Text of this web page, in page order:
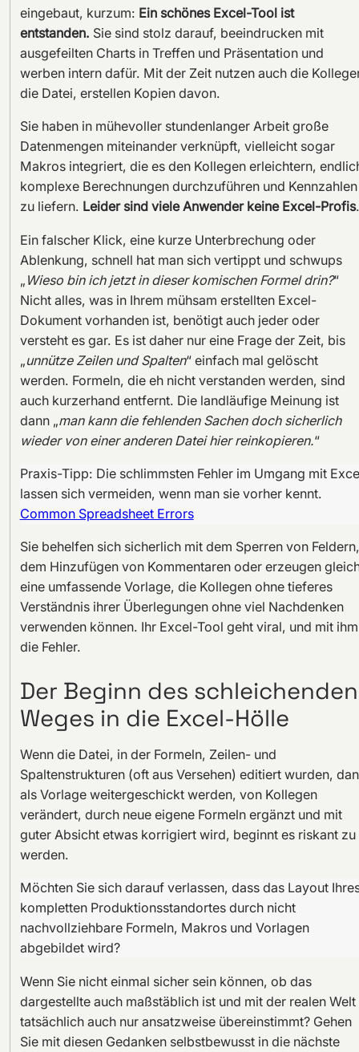
eingebaut, kurzum: Ein schönes Excel-Tool ist
entstanden. Sie sind stolz darauf, beeindrucken mit
ausgefeilten Charts in Treffen und Präsentation und
werben intern dafür. Mit der Zeit nutzen auch die
die Datei, erstellen Kopien davon.
Sie haben in mühevoller stundenlanger Arbeit große
Datenmengen miteinander verknüpft, vielleicht sogar
Makros integriert, die es den Kollegen erleichtern,
komplexe Berechnungen durchzuführen und Kennzahlen
zu liefern. Leider sind viele Anwender keine Excel-Profis.
Ein falscher Klick, eine kurze Unterbrechung oder
Ablenkung, schnell hat man sich vertippt und schwups
„ Wieso bin ich jetzt in dieser komischen Formel drin?“
Nicht alles, was in Ihrem mühsam erstellten Excel-
Dokument vorhanden ist, benötigt auch jeder oder
versteht es gar. Es ist daher nur eine Frage der Zeit, bis
„unnütze Zeilen und Spalten“ einfach mal gelöscht
werden. Formeln, die eh nicht verstanden werden, sind
auch kurzerhand entfernt. Die landläufige Meinung ist
dann „man kann die fehlenden Sachen doch sicherlich
wieder von einer anderen Datei hier reinkopieren.“
Praxis-Tipp: Die schlimmsten Fehler im Umgang mit
lassen sich vermeiden, wenn man sie vorher kennt.
Common Spreadsheet Errors
Sie behelfen sich sicherlich mit dem Sperren von Feldern,
dem Hinzufügen von Kommentaren oder erzeugen
eine umfassende Vorlage, die Kollegen ohne tieferes
Verständnis ihrer Überlegungen ohne viel Nachdenken
verwenden können. Ihr Excel-Tool geht viral, und mit ihm
die Fehler.
Der Beginn des schleichenden
Weges in die Excel-Hölle
Wenn die Datei, in der Formeln, Zeilen- und
Spaltenstrukturen (oft aus Versehen) editiert wurden,
als Vorlage weitergeschickt werden, von Kollegen
verändert, durch neue eigene Formeln ergänzt und mit
guter Absicht etwas korrigiert wird, beginnt es riskant zu
werden.
Möchten Sie sich darauf verlassen, dass das Layout
kompletten Produktionsstandortes durch nicht
nachvollziehbare Formeln, Makros und Vorlagen
abgebildet wird?
Wenn Sie nicht einmal sicher sein können, ob das
dargestellte auch maßstäblich ist und mit der realen Welt
tatsächlich auch nur ansatzweise übereinstimmt? Gehen
Sie mit diesen Gedanken selbstbewusst in die nächste